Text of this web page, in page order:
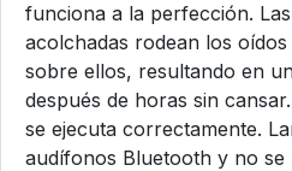
funciona a la perfección.
acolchadas rodean los
sobre ellos, resultando en
después de horas sin
se ejecuta correctamente.
audífonos Bluetooth y no